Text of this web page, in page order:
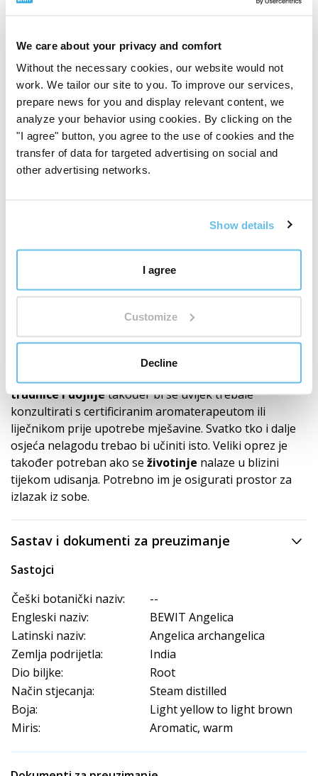
We care about your privacy and comfort
Without the necessary cookies, our website would not
work. We tailor our site to you. To improve our services,
prepare news for you and display relevant content, we
analyze your behavior using cookies. By clicking on the
"I agree" button, you agree to the use of cookies and the
transfer of data for targeted advertising on social and
other advertising networks.
Show details
I agree
Customize
Decline
odabira sirovine do gotovog proizvoda. Kvaliteta za nas
nije slogan. To je sustav, odgovornost
i svakodnevni rad.
Pogledajte kako radimo s kvalitetom
Preporuka
Mirispojedinih serija eteričnih ulja može semalo
razlikovatizbog promjene vremena i različitih uvjeta
upotrebe i ne prekoračiti
(Testirajte malu količinu eteričnog ulja razrijeđenog
prema formuli s baznim uljem na zapešću.) Na taj ćete
način saznati odgovara li vam mješavina.)
izuzetno osjetljiva na djelovanje eteričnih ulja, stoga je
potrebno uvijek se konzultirati sa stručnjakom
i poduzeti posebne mjere opreza prilikom njihove
upotrebe.
trudnice i dojiljetakođer bi se uvijek trebale
konzultirati s certificiranim aromaterapeutom ili
liječnikom prije upotrebe mješavine. Svatko tko i dalje
osjeća nelagodu trebao bi učiniti isto. Veliki oprez je
također potreban ako se životinje nalaze u blizini
tijekom udisanja. Potrebno im je osigurati prostor za
izlazak iz sobe.
Sastav i dokumenti za preuzimanje
Sastojci
Češki botanički naziv:
--
Engleski naziv:
BEWIT Angelica
Latinski naziv:
Angelica archangelica
Zemlja podrijetla:
India
Dio biljke:
Root
Način stjecanja:
Steam distilled
Boja:
Light yellow to light brown
Miris:
Aromatic, warm